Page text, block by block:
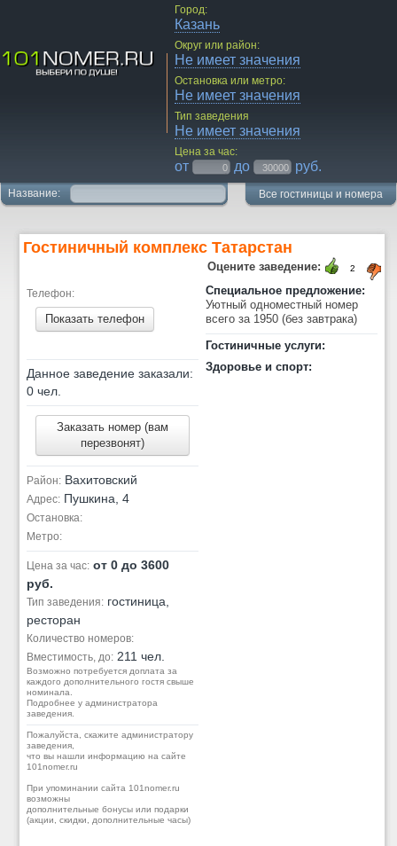
Город:
Казань
Округ или район:
Не имеет значения
Остановка или метро:
Не имеет значения
Тип заведения
Не имеет значения
Цена за час:
от до руб.
Название: Все гостиницы и номера
Гостиничный комплекс Татарстан
2
Оцените заведение:
Телефон:
Показать телефон
Данное заведение заказали:
0 чел.
Заказать номер (вам
перезвонят)
Район: Вахитовский
Адрес: Пушкина, 4
Остановка:
Метро:
Цена за час: от 0 до 3600
руб.
Тип заведения: гостиница,
ресторан
Количество номеров:
Вместимость, до: 211 чел.
Возможно потребуется доплата за
каждого дополнительного гостя свыше
номинала.
Подробнее у администратора
заведения.
Пожалуйста, скажите администратору
заведения,
что вы нашли информацию на сайте
101nomer.ru
При упоминании сайта 101nomer.ru
возможны
дополнительные бонусы или подарки
(акции, скидки, дополнительные часы)
Специальное предложение:
Уютный одноместный номер
всего за 1950 (без завтрака)
Гостиничные услуги:
Здоровье и спорт: